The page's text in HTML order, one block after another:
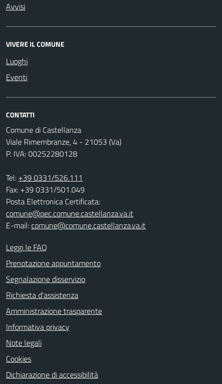
Avvisi
VIVERE IL COMUNE
Luoghi
Eventi
CONTATTI
Comune di Castellanza
Viale Rimembranze, 4 - 21053 (Va)
P. IVA: 00252280128
Tel: +39 0331/526.111
Fax: +39 0331/501.049
Posta Elettronica Certificata:
comune@pec.comune.castellanza.va.it
E-mail:comune@comune.castellanza.va.it
Leggi le FAQ
Prenotazione appuntamento
Segnalazione disservizio
Richiesta d'assistenza
Amministrazione trasparente
Informativa privacy
Note legali
Cookies
Dichiarazione di accessibilità